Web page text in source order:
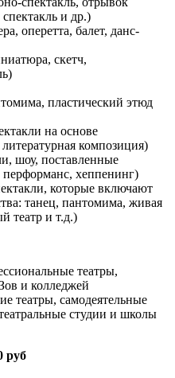
и др.)
оперетта, балет, данс-
скетч,
пластический этюд
на основе
композиция)
шоу, поставленные
хеппенинг)
которые включают
танец, пантомима, живая
театр и т.д.)
театры,
и колледжей
театры, самодеятельные
студии и школы
руб